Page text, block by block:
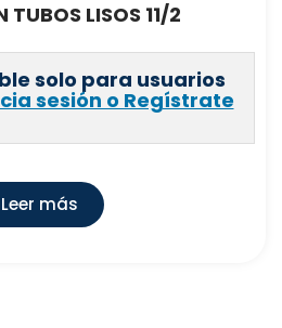
TUBOS LISOS 11/2
solo para usuarios
sesión o Regístrate
Leer más